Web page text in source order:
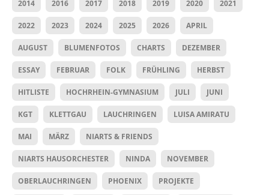
2014 2016 2017 2018 2019 2020 2021
2022 2023 2024 2025 2026 APRIL
AUGUST BLUMENFOTOS CHARTS DEZEMBER
ESSAY FEBRUAR FOLK FRÜHLING HERBST
HITLISTE HOCHRHEIN-GYMNASIUM JULI JUNI
KGT KLETTGAU LAUCHRINGEN LUISA AMIRATU
MAI MÄRZ NIARTS & FRIENDS
NIARTS HAUSORCHESTER NINDA NOVEMBER
OBERLAUCHRINGEN PHOENIX PROJEKTE